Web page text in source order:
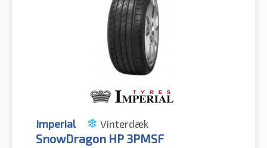
Imperial Vinterdæk
SnowDragon HP 3PMSF